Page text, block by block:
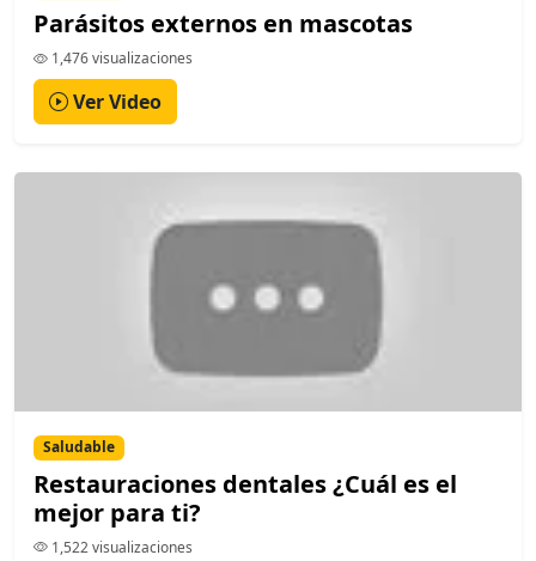
Parásitos externos en mascotas
1,476 visualizaciones
Ver Video
Saludable
Restauraciones dentales ¿Cuál es el
mejor para ti?
1,522 visualizaciones